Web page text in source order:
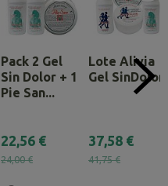
Pack 2 Gel
Sin Dolor + 1
Pie San...
22,56 €
24,00 €
Lote Alivia
Gel SinDolor
37,58 €
41,75 €